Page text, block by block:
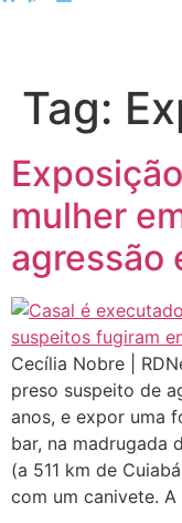
Tag:
mulher
agressão
Cecília Nobre |
preso suspeito de
anos, e expor uma
bar, na madrugada
(a 511 km de
com um canivete.